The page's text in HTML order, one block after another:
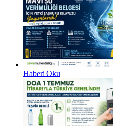
Haberi Oku